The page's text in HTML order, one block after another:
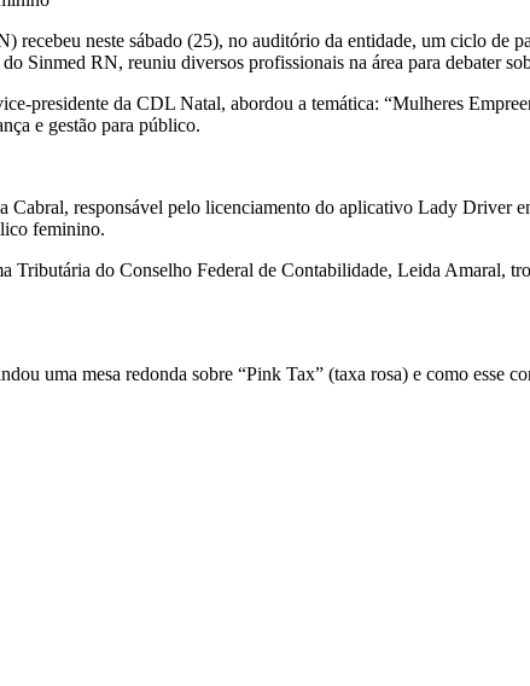
neste sábado (25), no auditório da entidade, um ciclo de
Sinmed RN, reuniu diversos profissionais na área para debater
presidente da CDL Natal, abordou a temática: “Mulheres
e gestão para público.
Cabral, responsável pelo licenciamento do aplicativo Lady
feminino.
Tributária do Conselho Federal de Contabilidade, Leida Amaral,
uma mesa redonda sobre “Pink Tax” (taxa rosa) e como esse